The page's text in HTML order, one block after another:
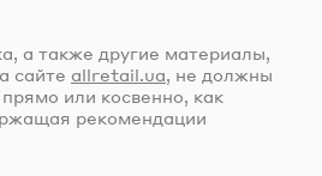
а также другие материалы,
сайте allretail.ua, не должны
или косвенно, как
рекомендации